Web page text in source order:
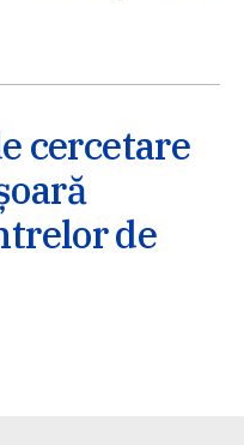
cercetare
de